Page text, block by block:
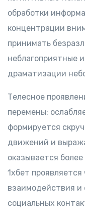
обработки
концентрации
принимать
неблагоприятные
драматизации
Телесное
перемены:
формируется
движений и
оказывается
1хбет
взаимодействия и
социальных